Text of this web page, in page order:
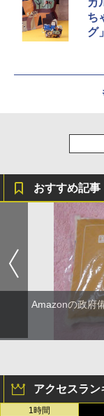
ち
グ
おすすめ記事
Amazonの政府
アクセスラン
1時間